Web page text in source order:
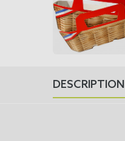
DESCRIPTION